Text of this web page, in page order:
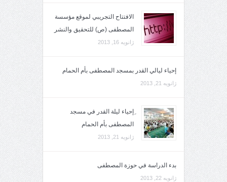
الافتتاح التجريبي لموقع مؤسسة
المصطفى (ص) للتحقيق والنشر
ژانویه 16, 2013
إحياء ليالي القدر بمسجد المصطفى بأم الحمام
ژانویه 21, 2013
ِإحياء ليلة القدر في مسجد
المصطفى بأم الحمام
ژانویه 21, 2013
بدء الدراسة في حوزة المصطفى
ژانویه 22, 2013